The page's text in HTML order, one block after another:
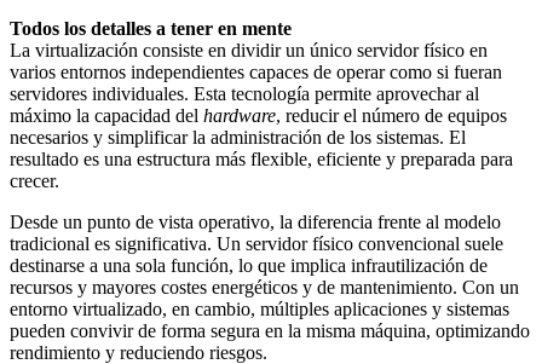
Todos los detalles a tener en mente
La virtualización consiste en dividir un único servidor físico en
varios entornos independientes capaces de operar como si fueran
servidores individuales. Esta tecnología permite aprovechar al
máximo la capacidad del hardware, reducir el número de equipos
necesarios y simplificar la administración de los sistemas. El
resultado es una estructura más flexible, eficiente y preparada para
crecer.
Desde un punto de vista operativo, la diferencia frente al modelo
tradicional es significativa. Un servidor físico convencional suele
destinarse a una sola función, lo que implica infrautilización de
recursos y mayores costes energéticos y de mantenimiento. Con un
entorno virtualizado, en cambio, múltiples aplicaciones y sistemas
pueden convivir de forma segura en la misma máquina, optimizando
rendimiento y reduciendo riesgos.